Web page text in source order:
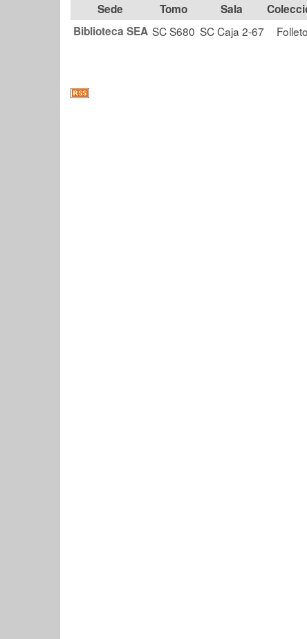
Tomo Sala
Biblioteca SEA SC S680 SC Caja 2-67 Folleto